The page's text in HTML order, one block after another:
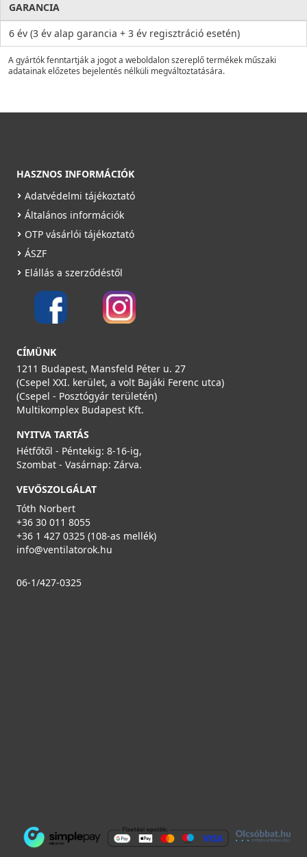
GARANCIA
6 év (3 év alap garancia + 3 év regisztráció esetén)
A gyártók fenntartják a jogot a weboldalon szereplő termékek műszaki
adatainak előzetes bejelentés nélküli megváltoztatására.
HASZNOS INFORMÁCIÓK
Adatvédelmi tájékoztató
Általános információk
OTP vásárlói tájékoztató
ÁSZF
Elállás a szerződéstől
CÍMÜNK
1211 Budapest, Mansfeld Péter u. 27
(Csepel XXI. kerület, a volt Bajáki Ferenc utca)
(Csepel - Posztógyár területén)
Multikomplex Budapest Kft.
NYITVA TARTÁS
Hétfőtől - Péntekig: 8-16-ig,
Szombat - Vasárnap: Zárva.
VEVŐSZOLGÁLAT
Tóth Norbert
+36 30 011 8055
+36 1 427 0325 (108-as mellék)
info@ventilatorok.hu
06-1/427-0325